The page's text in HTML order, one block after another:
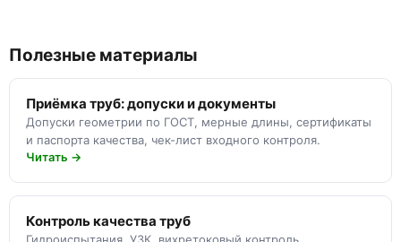
Полезные материалы
Приёмка труб: допуски и документы
Допуски геометрии по ГОСТ, мерные длины, сертификаты
и паспорта качества, чек-лист входного контроля.
Читать →
Контроль качества труб